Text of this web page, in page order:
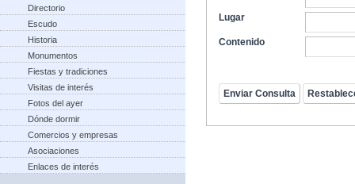
Directorio
Escudo
Historia
Monumentos
Fiestas y tradiciones
Visitas de interés
Fotos del ayer
Dónde dormir
Comercios y empresas
Asociaciones
Enlaces de interés
Lugar
Contenido